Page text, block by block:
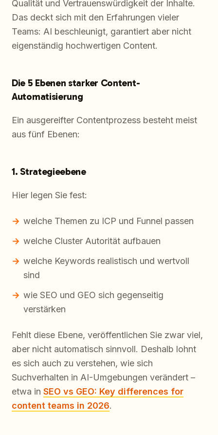
Qualität und Vertrauenswürdigkeit der Inhalte.
Das deckt sich mit den Erfahrungen vieler
Teams: AI beschleunigt, garantiert aber nicht
eigenständig hochwertigen Content.
Die 5 Ebenen starker Content-
Automatisierung
Ein ausgereifter Contentprozess besteht meist
aus fünf Ebenen:
1. Strategieebene
Hier legen Sie fest:
welche Themen zu ICP und Funnel passen
welche Cluster Autorität aufbauen
welche Keywords realistisch und wertvoll
sind
wie SEO und GEO sich gegenseitig
verstärken
Fehlt diese Ebene, veröffentlichen Sie zwar viel,
aber nicht automatisch sinnvoll. Deshalb lohnt
es sich auch zu verstehen, wie sich
Suchverhalten in AI-Umgebungen verändert –
etwa in SEO vs GEO: Key differences for
content teams in 2026.